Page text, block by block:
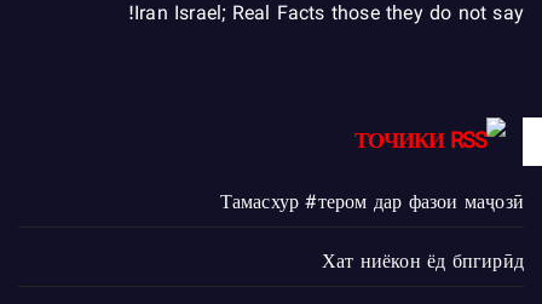
Iran Israel; Real Facts those they do not say!
ТОЧИКИ
Тамасхур #тером дар фазои маҷозӣ
Хат ниёкон ёд бпгирӣд